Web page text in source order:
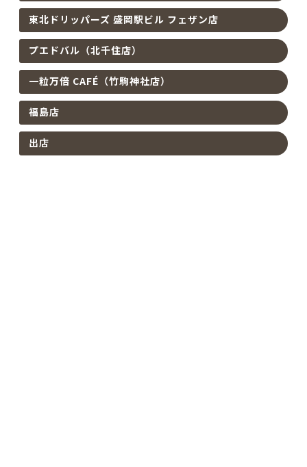
東北ドリッパーズ 盛岡駅ビル フェザン店
プエドバル（北千住店）
一粒万倍 CAFÉ（竹駒神社店）
福島店
出店